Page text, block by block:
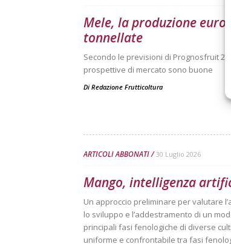
Mele, la produzione
tonnellate
Secondo le previsioni di Prognosfruit
prospettive di mercato sono buone
Di Redazione Frutticoltura
ARTICOLI ABBONATI 30 Luglio 2026
Mango, intelligenza
Un approccio preliminare per valutare
lo sviluppo e l’addestramento di un
principali fasi fenologiche di diverse
uniforme e confrontabile tra fasi